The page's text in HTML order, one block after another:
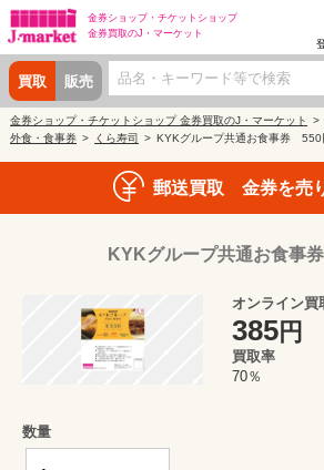
金券ショップ・ チケットショップ
金券買取のJ・マーケット
買取 販売
金券ショップ・チケットショップ 金券買取のJ・マーケット
外食・食事券
くら寿司 KYKグループ共通お食事券 550
郵送買取 金券を売
KYKグループ共通お食事
オンライン買
385円
買取率
70％
数量